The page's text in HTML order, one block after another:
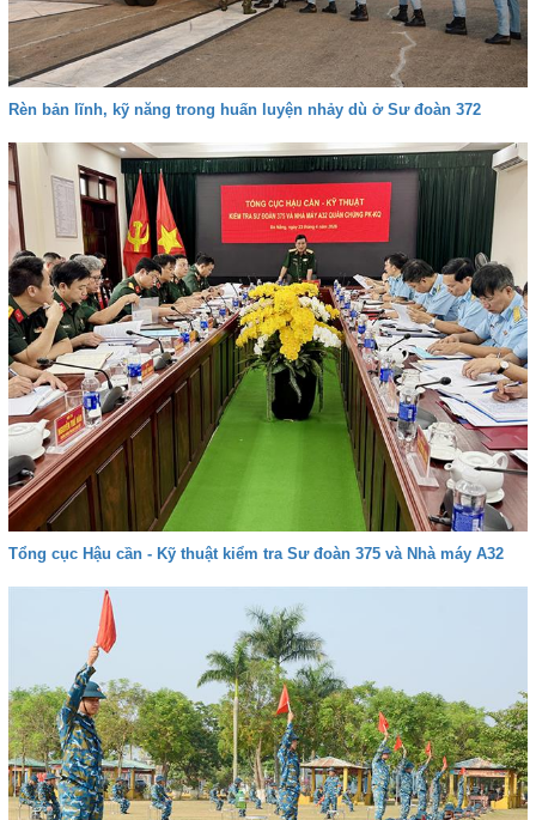
Rèn bản lĩnh, kỹ năng trong huấn luyện nhảy dù ở Sư đoàn 372
Tổng cục Hậu cần - Kỹ thuật kiểm tra Sư đoàn 375 và Nhà máy A32